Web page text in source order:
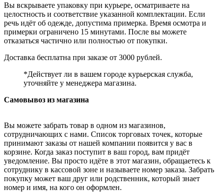
Вы вскрываете упаковку при курьере, осматриваете на
целостность и соответствие указанной комплектации. Если
речь идёт об одежде, допустима примерка. Время осмотра и
примерки ограничено 15 минутами. После вы можете
отказаться частично или полностью от покупки.
Доставка бесплатна при заказе от 3000 рублей.
*Действует ли в вашем городе курьерская служба,
уточняйте у менеджера магазина.
Самовывоз из магазина
Вы можете забрать товар в одном из магазинов,
сотрудничающих с нами. Список торговых точек, которые
принимают заказы от нашей компании появится у вас в
корзине. Когда заказ поступит в ваш город, вам придёт
уведомление. Вы просто идёте в этот магазин, обращаетесь к
сотруднику в кассовой зоне и называете номер заказа. Забрать
покупку может ваш друг или родственник, который знает
номер и имя, на кого он оформлен.